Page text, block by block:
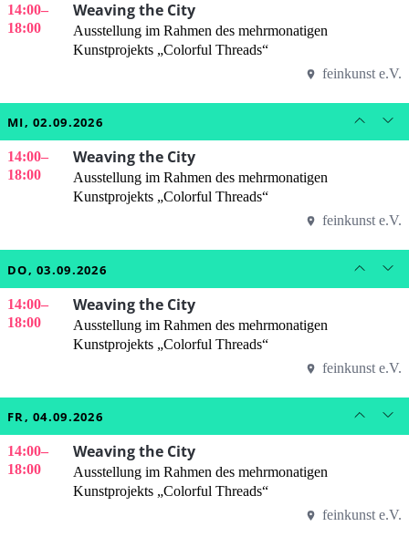
14:00–
18:00
Weaving the City
Ausstellung im Rahmen des mehrmonatigen
Kunstprojekts „Colorful Threads“
feinkunst e.V.
MI, 02.09.2026
14:00–
18:00
Weaving the City
Ausstellung im Rahmen des mehrmonatigen
Kunstprojekts „Colorful Threads“
feinkunst e.V.
DO, 03.09.2026
14:00–
18:00
Weaving the City
Ausstellung im Rahmen des mehrmonatigen
Kunstprojekts „Colorful Threads“
feinkunst e.V.
FR, 04.09.2026
14:00–
18:00
Weaving the City
Ausstellung im Rahmen des mehrmonatigen
Kunstprojekts „Colorful Threads“
feinkunst e.V.